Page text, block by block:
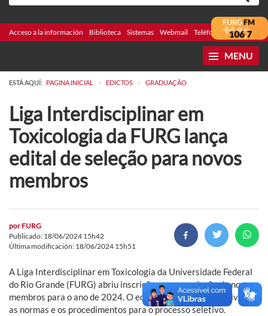
Acceso a la información Biblioteca Sistemas Webmail Teléfonos Licitaciones
MENU
ESTÁ AQUÍ: PAGINA INICIAL > EDICTOS > GRADUAÇÃO
Liga Interdisciplinar em
Toxicologia da FURG lança
edital de seleção para novos
membros
por FURG
Publicado: 18/06/2024 15h42
Última modificación: 18/06/2024 15h51
A Liga Interdisciplinar em Toxicologia da Universidade Federal
do Rio Grande (FURG) abriu inscrições para a seleção de novos
membros para o ano de 2024. O edital tem por objetivo divulgar
as normas e os procedimentos para o processo seletivo.